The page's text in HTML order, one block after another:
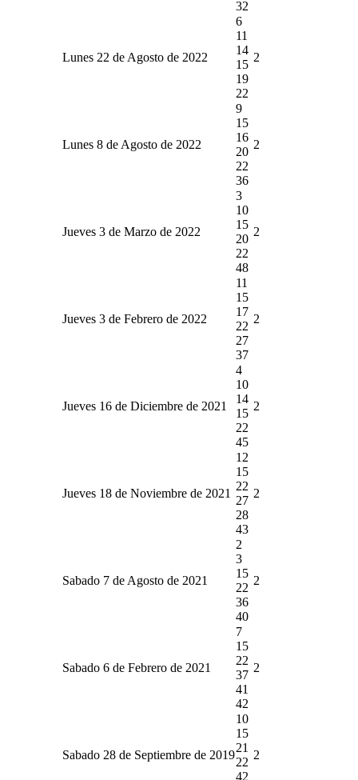
32
Lunes 22 de Agosto de 2022
6
11
14
15
19
22
2
Lunes 8 de Agosto de 2022
9
15
16
20
22
36
2
Jueves 3 de Marzo de 2022
3
10
15
20
22
48
2
Jueves 3 de Febrero de 2022
11
15
17
22
27
37
2
Jueves 16 de Diciembre de 2021
4
10
14
15
22
45
2
Jueves 18 de Noviembre de 2021
12
15
22
27
28
43
2
Sabado 7 de Agosto de 2021
2
3
15
22
36
40
2
Sabado 6 de Febrero de 2021
7
15
22
37
41
42
2
Sabado 28 de Septiembre de 2019
10
15
21
22
42
2